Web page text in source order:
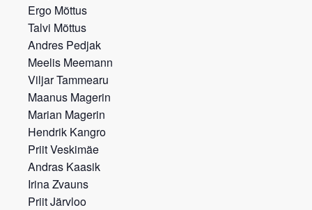
Ergo Mõttus
Talvi Mõttus
Andres Pedjak
Meelis Meemann
Viljar Tammearu
Maanus Magerin
Marian Magerin
Hendrik Kangro
Priit Veskimäe
Andras Kaasik
Irina Zvauns
Priit Järvloo